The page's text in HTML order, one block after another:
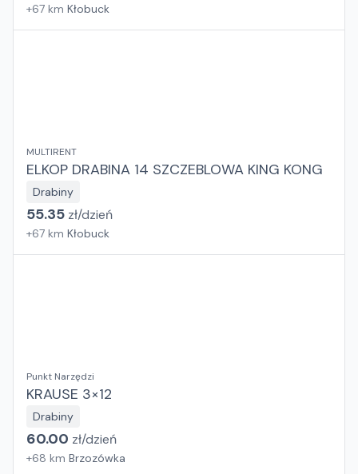
+67 km Kłobuck
MULTIRENT
ELKOP DRABINA 14 SZCZEBLOWA KING KONG
Drabiny
55.35 zł/dzień
+67 km Kłobuck
Punkt Narzędzi
KRAUSE 3×12
Drabiny
60.00 zł/dzień
+68 km Brzozówka